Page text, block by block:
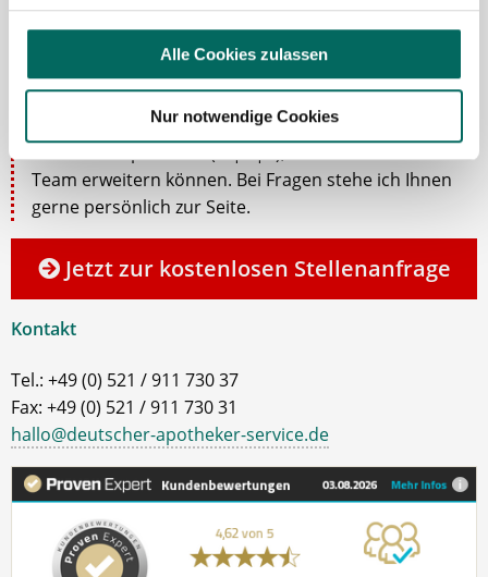
Alle Cookies zulassen
Nur notwendige Cookies
Ansprechpartnerin
Lassen Sie mich Ihnen bei der Stellensuche helfen.
Gemeinsam finden wir eine passende Apotheke, in
Team erweitern können. Bei Fragen stehe ich Ihnen
gerne persönlich zur Seite.
Jetzt zur kostenlosen Stellenanfrage
Kontakt
Tel.: +49 (0) 521 / 911 730 37
Fax: +49 (0) 521 / 911 730 31
hallo@deutscher-apotheker-service.de